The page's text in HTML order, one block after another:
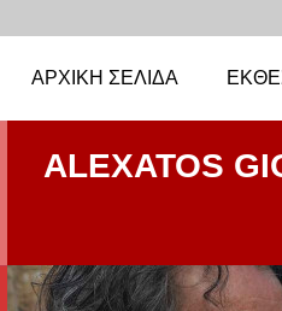
ΑΡΧΙΚΉ ΣΕΛΊΔΑ
ALEXATOS